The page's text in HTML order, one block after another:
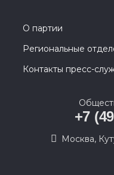
О партии
Региональные
Контакты пресс-
+7
Москва,